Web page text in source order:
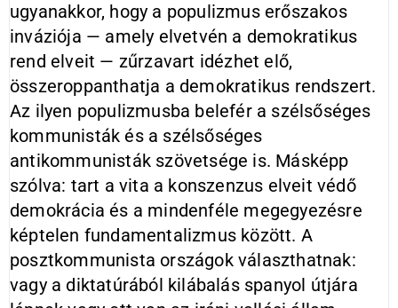
ugyanakkor, hogy a populizmus erőszakos
inváziója — amely el­vetvén a demokratikus
rend elveit — zűrzavart idézhet elő,
összeroppanthatja a demokratikus rendszert.
Az ilyen populizmusba belefér a szélső­séges
kommunisták és a szélsőséges
antikommunisták szövetsége is. Más­képp
szólva: tart a vita a konszenzus elveit védő
demokrácia és a minden­féle megegyezésre
képtelen funda­mentalizmus között. A
posztkommu­nista országok választhatnak:
vagy a diktatúrából kilábalás spanyol útjára